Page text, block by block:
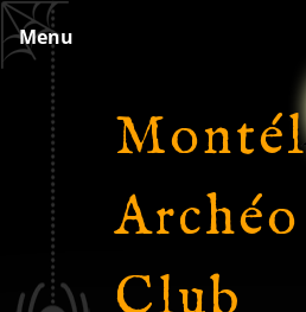
Skip
to
content
Menu